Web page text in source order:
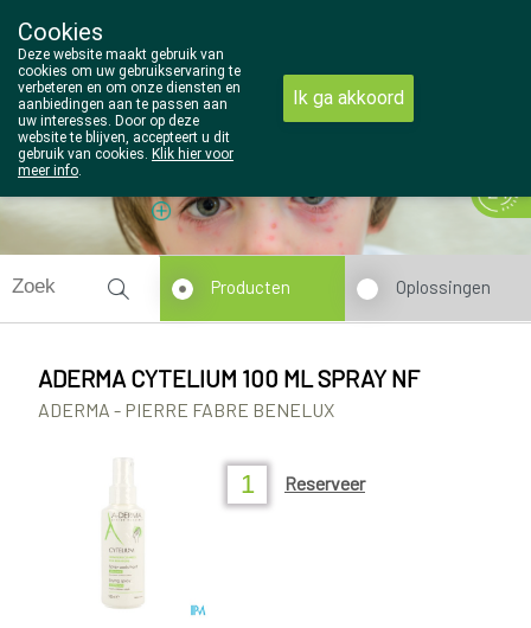
014/810298
Vandaag
Producten Oplossingen
ADERMA CYTELIUM 100 ML SPRAY NF
ADERMA - PIERRE FABRE BENELUX
Reserveer
Cookies
Deze website maakt gebruik van
cookies om uw gebruikservaring te
verbeteren en om onze diensten en
aanbiedingen aan te passen aan
uw interesses. Door op deze
website te blijven, accepteert u dit
gebruik van cookies. Klik hier voor
meer info.
Ik ga akkoord